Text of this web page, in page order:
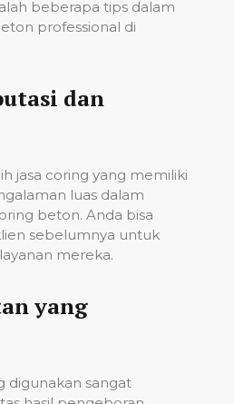
beberapa tips dalam
professional di
dan
jasa coring yang memiliki
luas dalam
beton. Anda bisa
sebelumnya untuk
mereka.
yang
digunakan sangat